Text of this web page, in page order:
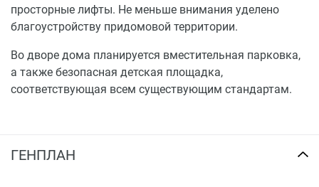
просторные лифты. Не меньше внимания уделено
благоустройству придомовой территории.
Во дворе дома планируется вместительная парковка,
а также безопасная детская площадка,
соответствующая всем существующим стандартам.
ГЕНПЛАН